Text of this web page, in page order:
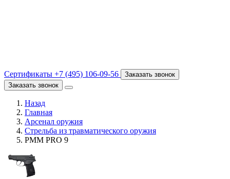
Сертификаты +7 (495) 106-09-56
Заказать звонок
Заказать звонок
Назад
Главная
Арсенал оружия
Стрельба из травматического оружия
PMM PRO 9